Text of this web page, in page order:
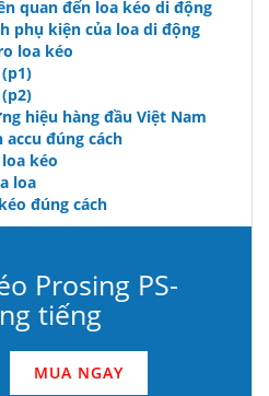
quan đến loa kéo di động
phụ kiện của loa di động
loa kéo
hiệu hàng đầu Việt Nam
đúng cách
kéo
loa
đúng cách
Prosing PS-
tiếng
MUA NGAY